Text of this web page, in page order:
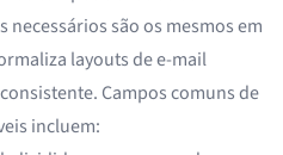
necessários são os mesmos em
layouts de e-mail
Campos comuns de
incluem: